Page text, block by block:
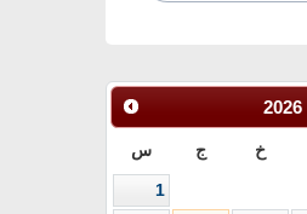
2026
خ ج س
1